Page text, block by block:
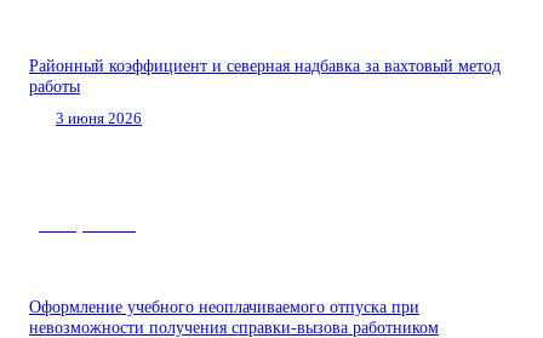
Районный коэффициент и северная надбавка за вахтовый метод
работы
3 июня 2026
Оформление учебного неоплачиваемого отпуска при
невозможности получения справки-вызова работником